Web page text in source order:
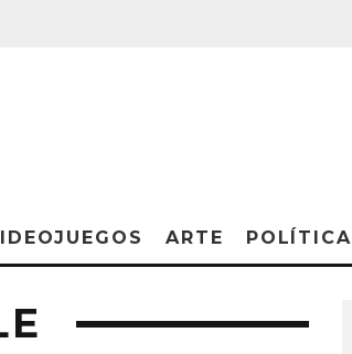
ARTE POLÍTICA